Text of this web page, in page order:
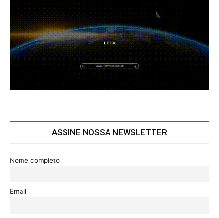
ASSINE NOSSA NEWSLETTER
Nome completo
Email